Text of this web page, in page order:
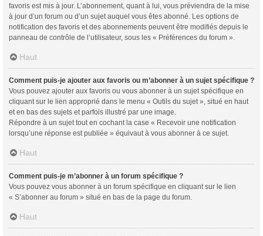
favoris est mis à jour. L’abonnement, quant à lui, vous préviendra de la mise
à jour d’un forum ou d’un sujet auquel vous êtes abonné. Les options de
notification des favoris et des abonnements peuvent être modifiés depuis le
panneau de contrôle de l’utilisateur, sous les « Préférences du forum ».
Haut
Comment puis-je ajouter aux favoris ou m’abonner à un sujet spécifique ?
Vous pouvez ajouter aux favoris ou vous abonner à un sujet spécifique en
cliquant sur le lien approprié dans le menu « Outils du sujet », situé en haut
et en bas des sujets et parfois illustré par une image.
Répondre à un sujet tout en cochant la case « Recevoir une notification
lorsqu’une réponse est publiée » équivaut à vous abonner à ce sujet.
Haut
Comment puis-je m’abonner à un forum spécifique ?
Vous pouvez vous abonner à un forum spécifique en cliquant sur le lien
« S’abonner au forum » situé en bas de la page du forum.
Haut